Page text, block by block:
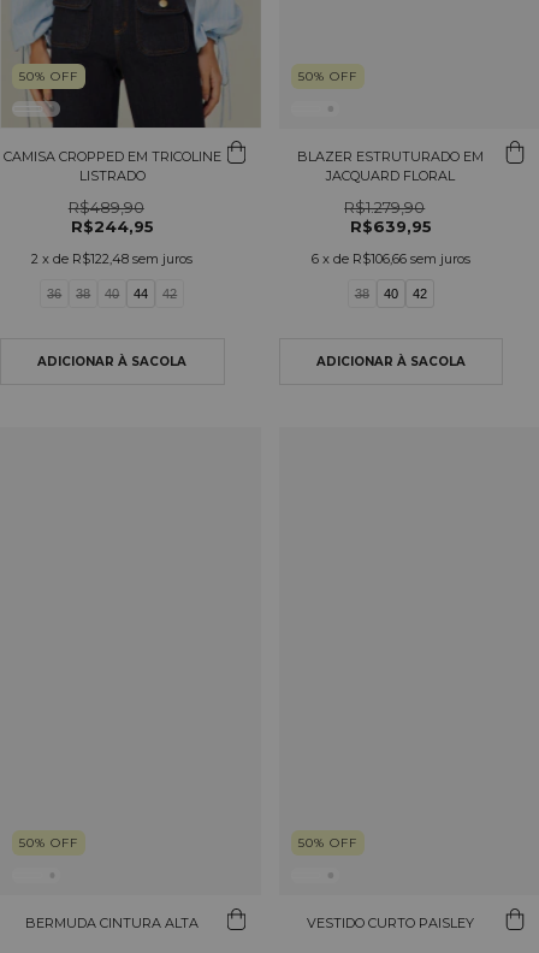
50% OFF
CAMISA CROPPED EM TRICOLINE
LISTRADO
R$489,90
R$244,95
2 x de R$122,48 sem juros
36 38 40 44 42
50% OFF
BLAZER ESTRUTURADO EM
JACQUARD FLORAL
R$1.279,90
R$639,95
6 x de R$106,66 sem juros
38 40 42
50% OFF
BERMUDA CINTURA ALTA
50% OFF
VESTIDO CURTO PAISLEY